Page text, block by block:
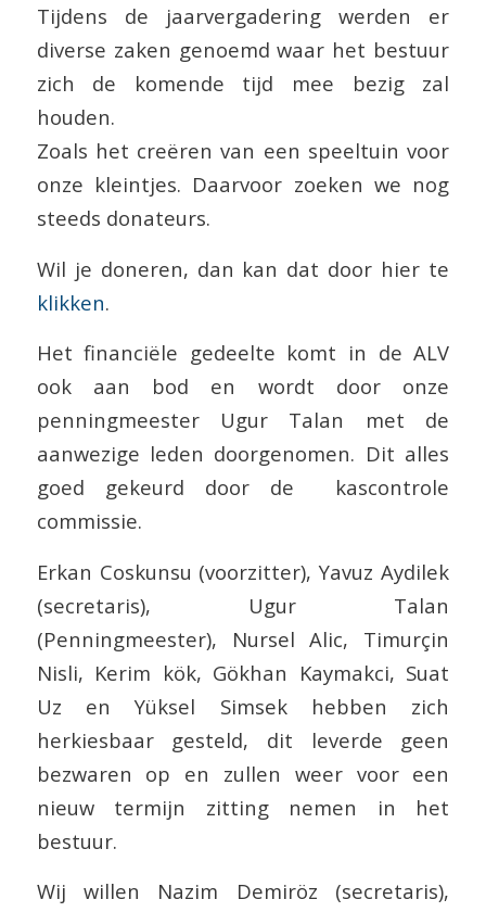
Tijdens de jaarvergadering werden er
diverse zaken genoemd waar het bestuur
zich de komende tijd mee bezig zal
houden.
Zoals het creëren van een speeltuin voor
onze kleintjes. Daarvoor zoeken we nog
steeds donateurs.
Wil je doneren, dan kan dat door hier te
klikken.
Het financiële gedeelte komt in de ALV
ook aan bod en wordt door onze
penningmeester Ugur Talan met de
aanwezige leden doorgenomen. Dit alles
goed gekeurd door de kascontrole
commissie.
Erkan Coskunsu (voorzitter), Yavuz Aydilek
(secretaris), Ugur Talan
(Penningmeester), Nursel Alic, Timurçin
Nisli, Kerim kök, Gökhan Kaymakci, Suat
Uz en Yüksel Simsek hebben zich
herkiesbaar gesteld, dit leverde geen
bezwaren op en zullen weer voor een
nieuw termijn zitting nemen in het
bestuur.
Wij willen Nazim Demiröz (secretaris),